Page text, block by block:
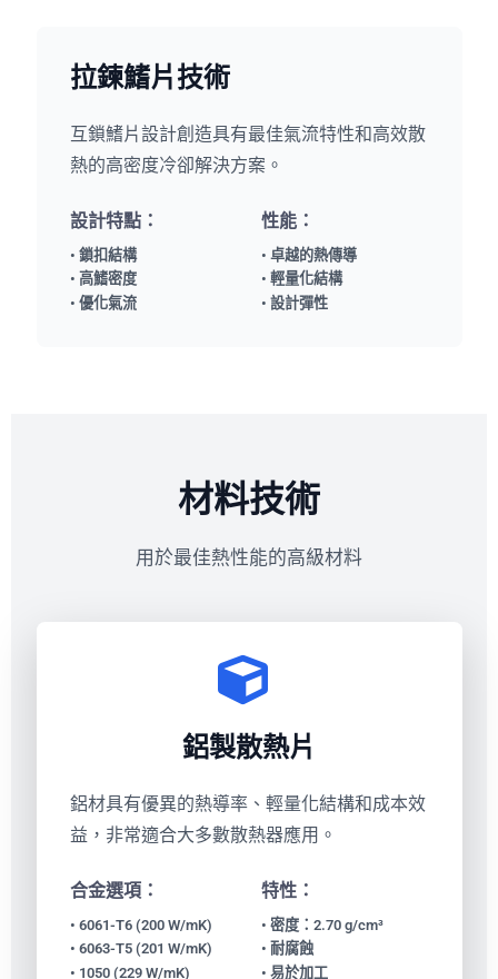
拉鍊鰭片技術
互鎖鰭片設計創造具有最佳氣流特性和高效散
熱的高密度冷卻解決方案。
設計特點：
• 鎖扣結構
• 高鰭密度
• 優化氣流
性能：
• 卓越的熱傳導
• 輕量化結構
• 設計彈性
材料技術
用於最佳熱性能的高級材料
鋁製散熱片
鋁材具有優異的熱導率、輕量化結構和成本效
益，非常適合大多數散熱器應用。
合金選項：
• 6061-T6 (200 W/mK)
• 6063-T5 (201 W/mK)
• 1050 (229 W/mK)
特性：
• 密度：2.70 g/cm³
• 耐腐蝕
• 易於加工